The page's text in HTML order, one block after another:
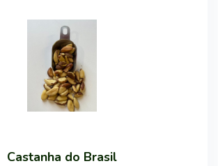
Castanha do Brasil